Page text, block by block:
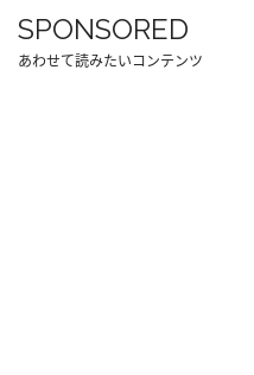
SPONSORED
あわせて読みたいコンテンツ